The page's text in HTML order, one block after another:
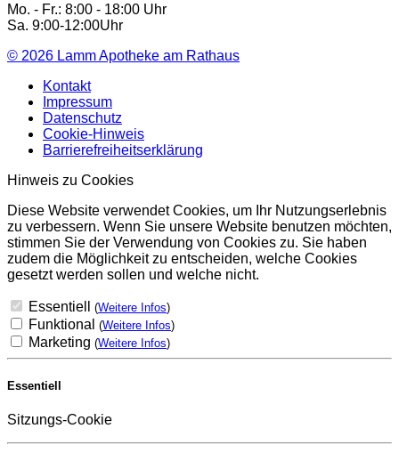
Mo. - Fr.: 8:00 - 18:00 Uhr
Sa. 9:00-12:00Uhr
© 2026 Lamm Apotheke am Rathaus
Kontakt
Impressum
Datenschutz
Cookie-Hinweis
Barrierefreiheitserklärung
Hinweis zu Cookies
Diese Website verwendet Cookies, um Ihr Nutzungserlebnis
zu verbessern. Wenn Sie unsere Website benutzen möchten,
stimmen Sie der Verwendung von Cookies zu. Sie haben
zudem die Möglichkeit zu entscheiden, welche Cookies
gesetzt werden sollen und welche nicht.
Essentiell (Weitere Infos)
Funktional (Weitere Infos)
Marketing (Weitere Infos)
Essentiell
Sitzungs-Cookie